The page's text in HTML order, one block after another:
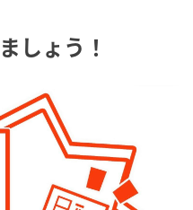
しょう！